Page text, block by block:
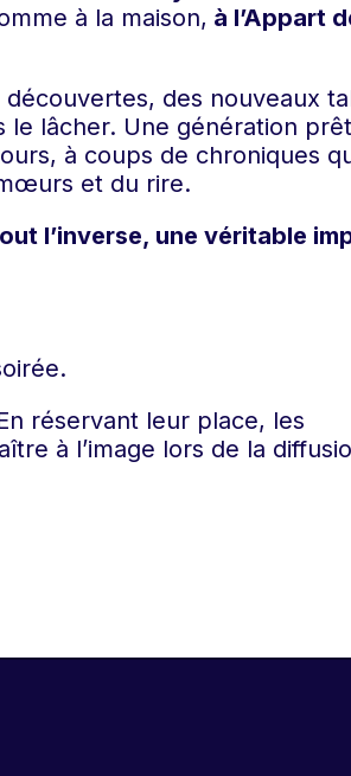
à la maison, à l’Appart
des nouveaux
le lâcher. Une génération
à coups de chroniques
et du rire.
l’inverse, une véritable
réservant leur place, les
à l’image lors de la